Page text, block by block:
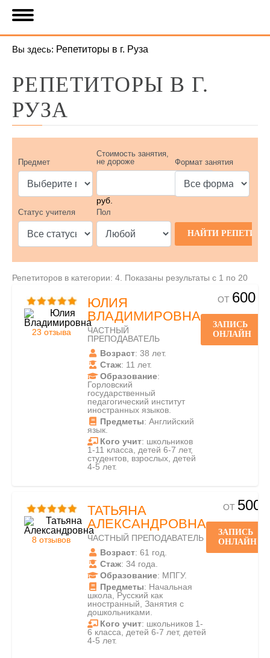
Вы здесь: Репетиторы в г. Руза
РЕПЕТИТОРЫ В Г.
РУЗА
Предмет
Стоимость занятия,
не дороже
руб.
Формат занятия
Статус учителя Пол
Репетиторов в категории: 4. Показаны результаты с 1 по 20
23 отзыва
ЮЛИЯ
ВЛАДИМИРОВНА
ЧАСТНЫЙ
ПРЕПОДАВАТЕЛЬ
Возраст: 38 лет.
Стаж: 11 лет.
Образование:
Горловский
государственный
педагогический институт
иностранных языков.
Предметы: Английский
язык.
Кого учит: школьников
1-11 класса, детей 6-7 лет,
студентов, взрослых, детей
4-5 лет.
ОТ 600
ЗАПИСЬ
ОНЛАЙН
8 отзывов
ТАТЬЯНА
АЛЕКСАНДРОВНА
ЧАСТНЫЙ ПРЕПОДАВАТЕЛЬ
Возраст: 61 год.
Стаж: 34 года.
Образование: МПГУ.
Предметы: Начальная
школа, Русский как
иностранный, Занятия с
дошкольниками.
Кого учит: школьников 1-
6 класса, детей 6-7 лет, детей
4-5 лет.
ОТ 500
ЗАПИСЬ
ОНЛАЙН